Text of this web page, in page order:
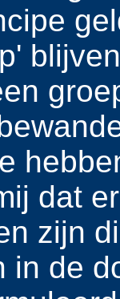
dat
zijn
in de